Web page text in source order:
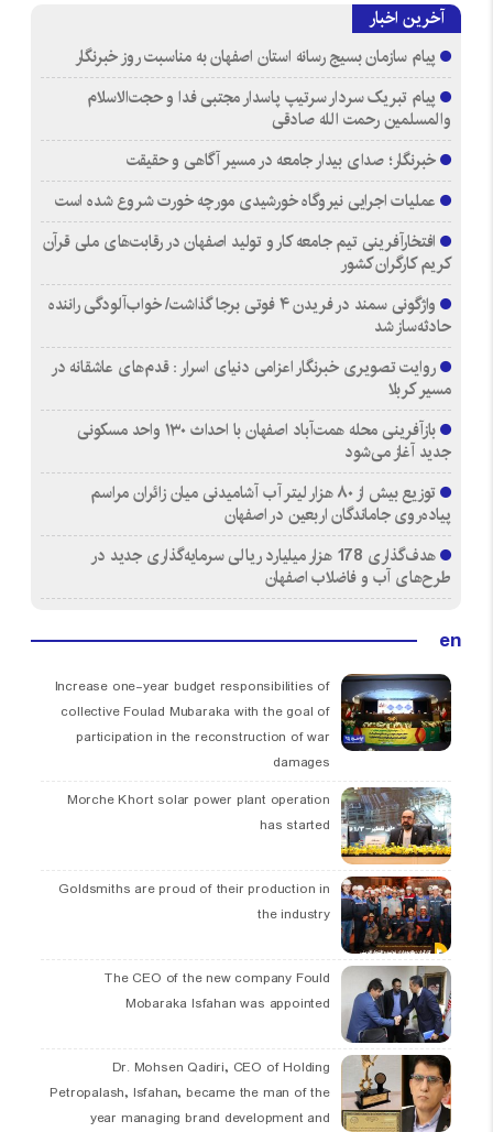
آخرین اخبار
پیام سازمان بسیج رسانه استان اصفهان به مناسبت روز خبرنگار
پیام تبریک سردار سرتیپ پاسدار مجتبی فدا و حجت‌الاسلام
والمسلمین رحمت الله صادقی
خبرنگار؛ صدای بیدار جامعه در مسیر آگاهی و حقیقت
عملیات اجرایی نیروگاه خورشیدی مورچه خورت شروع شده است
افتخارآفرینی تیم جامعه کار و تولید اصفهان در رقابت‌های ملی قرآن
کریم کارگران کشور
واژگونی سمند در فریدن ۴ فوتی برجا گذاشت/ خواب‌آلودگی راننده
حادثه‌ساز شد
روایت تصویری خبرنگار اعزامی دنیای اسرار : قدم‌های عاشقانه در
مسیر کربلا
بازآفرینی محله همت‌آباد اصفهان با احداث ۱۳۰ واحد مسکونی
جدید آغاز می‌شود
توزیع بیش از ۸۰ هزار لیتر آب آشامیدنی میان زائران مراسم
پیاده‌روی جاماندگان اربعین در اصفهان
هدف‌گذاری 178 هزار میلیارد ریالی سرمایه‌گذاری جدید در
طرح‌های آب و فاضلاب اصفهان
en
Increase one-year budget responsibilities of
collective Foulad Mubaraka with the goal of
participation in the reconstruction of war
damages
Morche Khort solar power plant operation
has started
Goldsmiths are proud of their production in
the industry
The CEO of the new company Fould
Mobaraka Isfahan was appointed
Dr. Mohsen Qadiri, CEO of Holding
Petropalash, Isfahan, became the man of the
year managing brand development and